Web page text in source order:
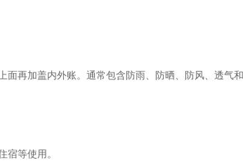
再加盖内外账。通常包含防雨、防晒、防风、透气和
宿等使用。